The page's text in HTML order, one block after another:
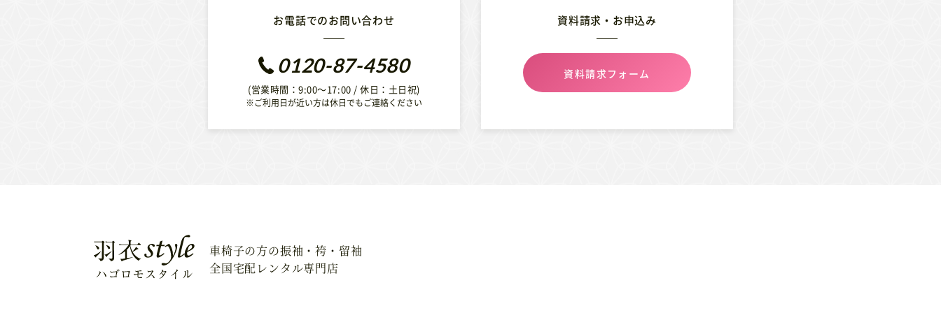
お電話でのお問い合わせ
0120-87-4580
(営業時間：9:00〜17:00 / 休日：土日祝)
※ご利用日が近い方は休日でもご連絡ください
資料請求・お申込み
資料請求フォーム
車椅子の方の振袖・袴・留袖
全国宅配レンタル専門店